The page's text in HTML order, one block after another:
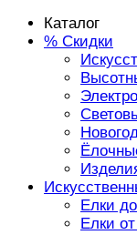
Каталог
% Скидки
Елки
Елки